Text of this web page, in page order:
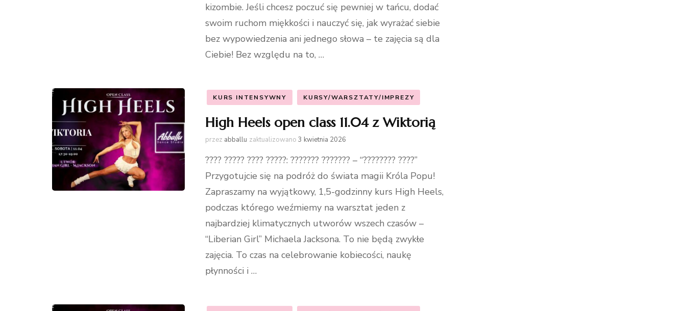
kizombie. Jeśli chcesz poczuć się pewniej w tańcu, dodać
swoim ruchom miękkości i nauczyć się, jak wyrażać siebie
bez wypowiedzenia ani jednego słowa – te zajęcia są dla
Ciebie! Bez względu na to, …
KURS INTENSYWNY KURSY/WARSZTATY/IMPREZY
High Heels open class 11.04 z Wiktorią
przez abballu zaktualizowano 3 kwietnia 2026
???? ????? ???? ?????: ??????? ??????? – “???????? ????”
Przygotujcie się na podróż do świata magii Króla Popu!
Zapraszamy na wyjątkowy, 1,5-godzinny kurs High Heels,
podczas którego weźmiemy na warsztat jeden z
najbardziej klimatycznych utworów wszech czasów –
“Liberian Girl” Michaela Jacksona. To nie będą zwykłe
zajęcia. To czas na celebrowanie kobiecości, naukę
płynności i …